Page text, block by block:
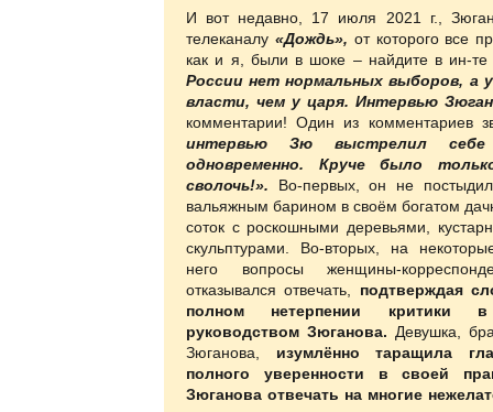
И вот недавно, 17 июля 2021 г.,
телеканалу «Дождь», от которого все
как и я, были в шоке – найдите в ин-
России нет нормальных выборов, а
власти, чем у царя. Интервью
комментарии! Один из комментариев
интервью Зю выстрелил
одновременно. Круче было
сволочь!». Во-первых, он не
вальяжным барином в своём богатом
соток с роскошными деревьями,
скульптурами. Во-вторых, на
него вопросы женщины-
отказывался отвечать, подтверждая
полном нетерпении критики
руководством Зюганова. Девушка,
Зюганова,
изумлённо таращила
полного уверенности в своей
Зюганова отвечать на многие